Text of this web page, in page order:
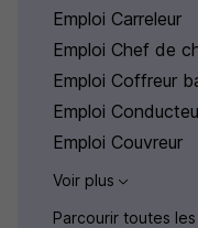
Emploi Carreleur
Emploi Chef de
Emploi Coffreur
Emploi
Emploi Couvreur
Voir plus
Parcourir toutes